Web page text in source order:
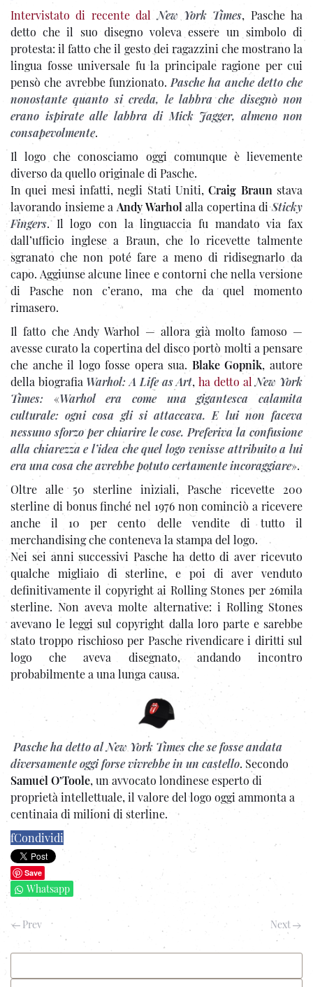
Intervistato di recente dalNew York Times, Pasche ha
detto che il suo disegno voleva essere un simbolo di
protesta: il fatto che il gesto dei ragazzini che mostrano la
lingua fosse universale fu la principale ragione per cui
pensò che avrebbe funzionato. Pasche ha anche detto che
nonostante quanto si creda, le labbra che disegnò non
erano ispirate alle labbra di Mick Jagger, almeno non
consapevolmente.
Il logo che conosciamo oggi comunque è lievemente
diverso da quello originale di Pasche.
In quei mesi infatti, negli Stati Uniti,Craig Braun stava
lavorando insieme a Andy Warhol alla copertina diSticky
Fingers. Il logo con la linguaccia fu mandato via fax
dall’ufficio inglese a Braun, che lo ricevette talmente
sgranato che non poté fare a meno di ridisegnarlo da
capo. Aggiunse alcune linee e contorni che nella versione
di Pasche non c’erano, ma che da quel momento
rimasero.
Il fatto che Andy Warhol — allora già molto famoso —
avesse curato la copertina del disco portò molti a pensare
che anche il logo fosse opera sua. Blake Gopnik, autore
della biografia Warhol: A Life as Art,ha detto al New York
Times: «Warhol era come una gigantesca calamita
culturale: ogni cosa gli si attaccava. E lui non faceva
nessuno sforzo per chiarire le cose. Preferiva la confusione
alla chiarezza e l’idea che quel logo venisse attribuito a lui
era una cosa che avrebbe potuto certamente incoraggiare».
Oltre alle 50 sterline iniziali, Pasche ricevette 200
sterline di bonus finché nel 1976 non cominciò a ricevere
anche il 10 per cento delle vendite di tutto il
merchandising che conteneva la stampa del logo.
Nei sei anni successivi Pasche ha detto di aver ricevuto
qualche migliaio di sterline, e poi di aver venduto
definitivamente il copyright ai Rolling Stones per 26mila
sterline. Non aveva molte alternative: i Rolling Stones
avevano le leggi sul copyright dalla loro parte e sarebbe
stato troppo rischioso per Pasche rivendicare i diritti sul
logo che aveva disegnato, andando incontro
probabilmente a una lunga causa.
Pasche ha detto al New York Times che se fosse andata
diversamente oggi forse vivrebbe in un castello. Secondo
Samuel O’Toole, un avvocato londinese esperto di
proprietà intellettuale, il valore del logo oggi ammonta a
centinaia di milioni di sterline.
fCondividi
Save
Whatsapp
Prev Next